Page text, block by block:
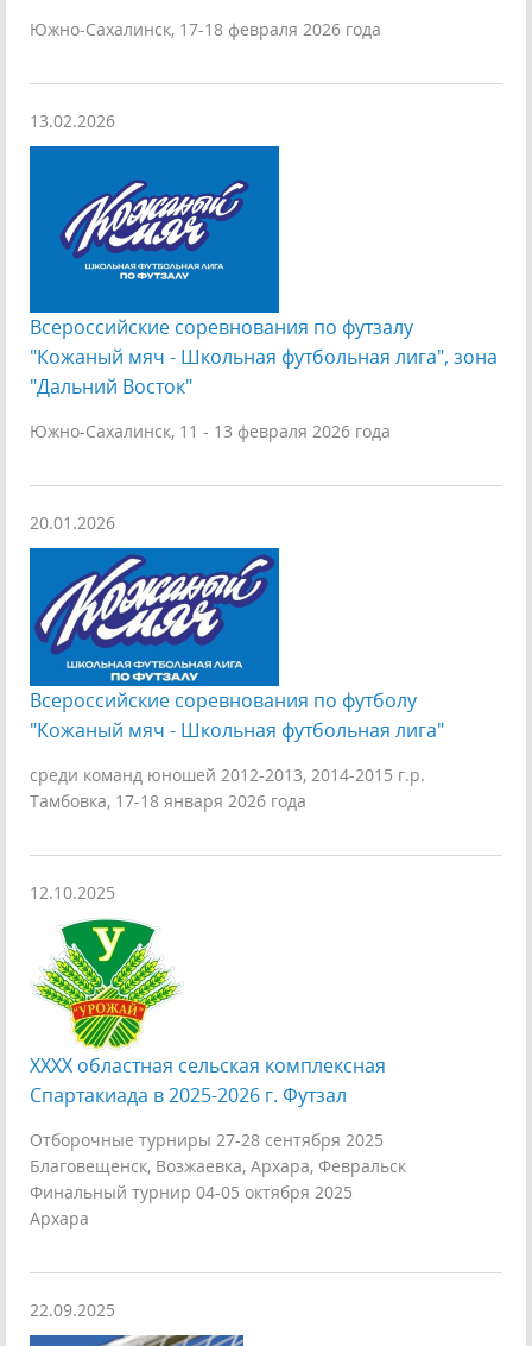
Южно-Сахалинск, 17-18 февраля 2026 года
13.02.2026
Всероссийские соревнования по футзалу
"Кожаный мяч - Школьная футбольная лига", зона
"Дальний Восток"
Южно-Сахалинск, 11 - 13 февраля 2026 года
20.01.2026
Всероссийские соревнования по футболу
"Кожаный мяч - Школьная футбольная лига"
среди команд юношей 2012-2013, 2014-2015 г.р.
Тамбовка, 17-18 января 2026 года
12.10.2025
XXXX областная сельская комплексная
Спартакиада в 2025-2026 г. Футзал
Отборочные турниры 27-28 сентября 2025
Благовещенск, Возжаевка, Архара, Февральск
Финальный турнир 04-05 октября 2025
Архара
22.09.2025